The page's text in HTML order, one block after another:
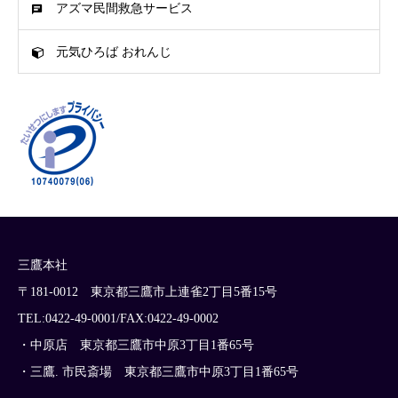
アズマ民間救急サービス
元気ひろば おれんじ
三鷹本社
〒181-0012 東京都三鷹市上連雀2丁目5番15号
TEL:0422-49-0001/FAX:0422-49-0002
・中原店 東京都三鷹市中原3丁目1番65号
・三鷹. 市民斎場 東京都三鷹市中原3丁目1番65号